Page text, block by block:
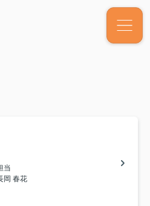
当
岡 春花